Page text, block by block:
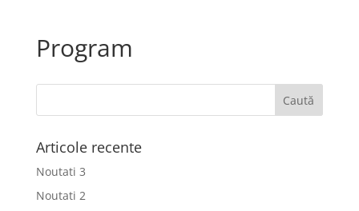
Program
Articole recente
Noutati 3
Noutati 2